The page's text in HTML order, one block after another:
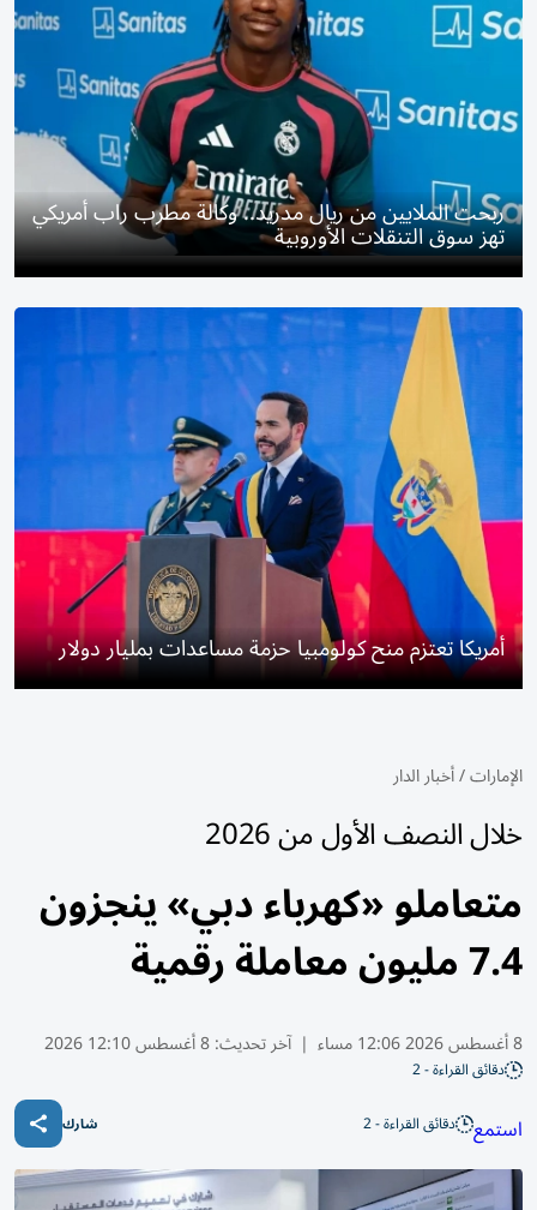
ربحت الملايين من ريال مدريد.. وكالة مطرب راب أمريكي
تهز سوق التنقلات الأوروبية
أمريكا تعتزم منح كولومبيا حزمة مساعدات بمليار دولار
الإمارات/أخبار الدار
خلال النصف الأول من 2026
متعاملو «كهرباء دبي» ينجزون
7.4 مليون معاملة رقمية
8 أغسطس 2026 12:06 مساء | آخر تحديث:8 أغسطس 12:10 2026
دقائق القراءة - 2
استمع دقائق القراءة - 2 شارك